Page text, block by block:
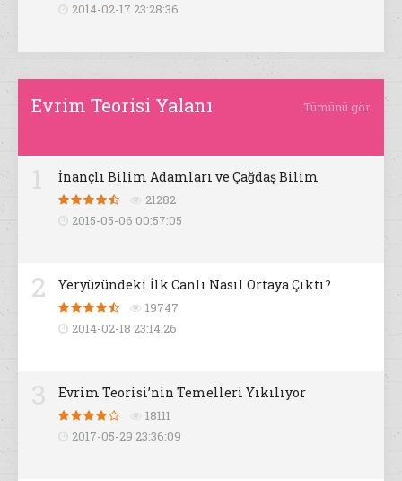
2014-02-17 23:28:36
Evrim Teorisi Yalanı Tümünü gör
İnançlı Bilim Adamları ve Çağdaş Bilim
21282
2015-05-06 00:57:05
2 Yeryüzündeki İlk Canlı Nasıl Ortaya Çıktı?
19747
2014-02-18 23:14:26
Evrim Teorisi’nin Temelleri Yıkılıyor
18111
2017-05-29 23:36:09